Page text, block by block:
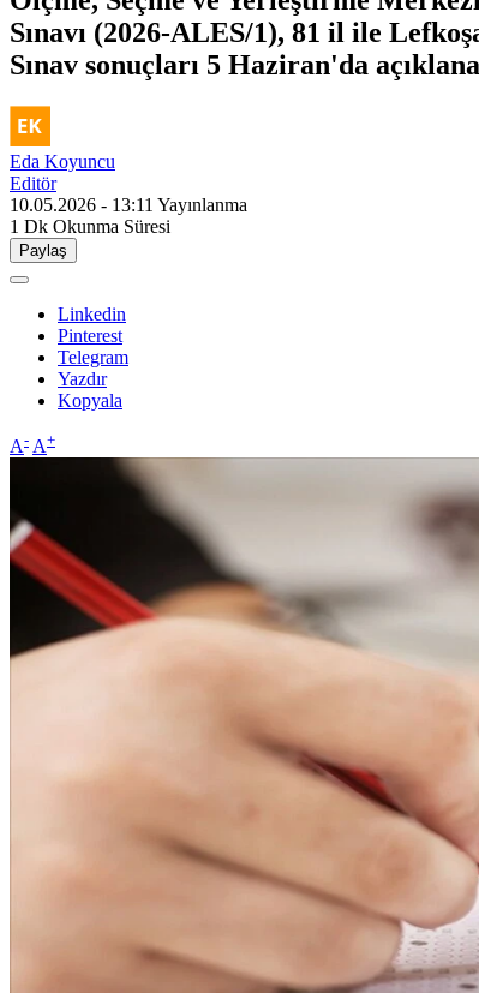
Sınavı (2026-ALES/1), 81 il ile
Sınav sonuçları 5 Haziran'da
Eda Koyuncu
Editör
10.05.2026 - 13:11 Yayınlanma
1 Dk Okunma Süresi
Paylaş
Linkedin
Pinterest
Telegram
Yazdır
Kopyala
A- A+